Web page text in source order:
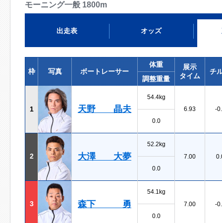
モーニング一般 1800m
出走表 オッズ
枠 写真 ボートレーサー
体重
展示
タイム
チ
調整重量
1 天野 晶夫
54.4kg
6.93
-
0.0
2 大澤 大夢
52.2kg
7.00
0.0
3 森下 勇
54.1kg
7.00
-
0.0